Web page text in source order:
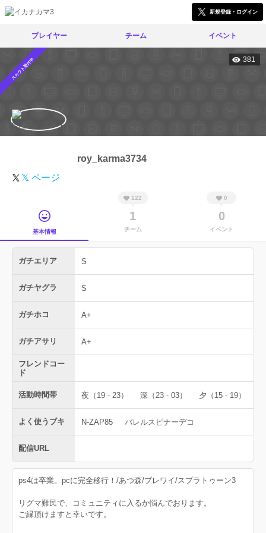
新規登録・ログイン
プレイヤー チーム イベント
スカウト受付中 381
roy_karma3734
𝕏 ページ
基本情報
122
1
チーム
0
0
イベント
ガチエリア S
ガチヤグラ S
ガチホコ A+
ガチアサリ A+
フレンドコー
ド
活動時間帯 夜（19 - 23） 深（23 - 03） 夕（15 - 19）
よく使うブキ N-ZAP85 バレルスピナーデコ
配信URL
ps4は卒業。pcに完全移行！/あつ森/ブレワイ/スプラトゥーン3
リグマ難民で、コミュニティに入るか悩んでおります。
ご縁頂けますと幸いです。